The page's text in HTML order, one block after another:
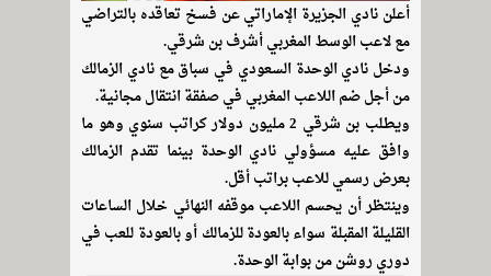
أعلن نادي الجزيرة الإماراتي عن فسخ تعاقده بالتراضي
مع لاعب الوسط المغربي أشرف بن شرقي.
ودخل نادي الوحدة السعودي في سباق مع نادي الزمالك
من أجل ضم اللاعب المغربي في صفقة انتقال مجانية.
ويطلب بن شرقي 2 مليون دولار كراتب سنوي وهو ما
وافق عليه مسؤولي نادي الوحدة بينما تقدم الزمالك
بعرض رسمي للاعب براتب أقل.
وينتظر أن يحسم اللاعب موقفه النهائي خلال الساعات
القليلة المقبلة سواء بالعودة للزمالك أو بالعودة للعب في
دوري روشن من بوابة الوحدة.